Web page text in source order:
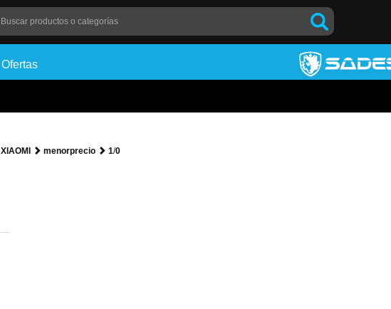
Ofertas
XIAOMI menorprecio 1/0